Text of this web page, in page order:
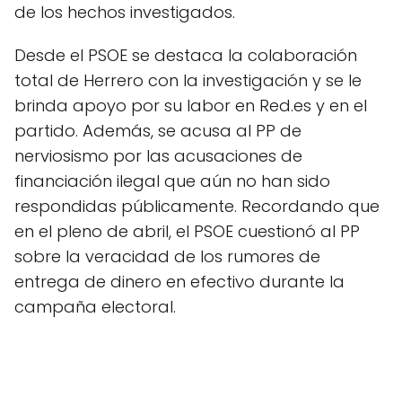
de los hechos investigados.
Desde el PSOE se destaca la colaboración
total de Herrero con la investigación y se le
brinda apoyo por su labor en Red.es y en el
partido. Además, se acusa al PP de
nerviosismo por las acusaciones de
financiación ilegal que aún no han sido
respondidas públicamente. Recordando que
en el pleno de abril, el PSOE cuestionó al PP
sobre la veracidad de los rumores de
entrega de dinero en efectivo durante la
campaña electoral.